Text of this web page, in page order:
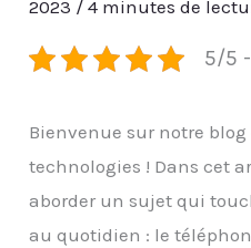
2023 /4 minutes de
5/5
Bienvenue sur notre
technologies ! Dans cet
aborder un sujet qui
au quotidien : le